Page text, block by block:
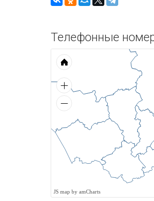
Телефонные
JS map by amCharts